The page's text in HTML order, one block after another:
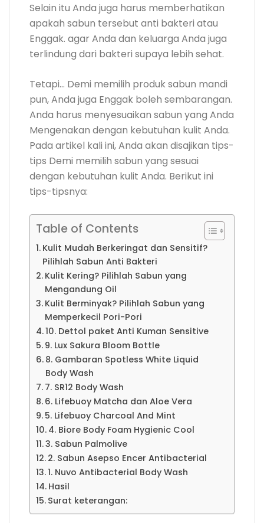
Selain itu Anda juga harus memberhatikan
apakah sabun tersebut anti bakteri atau
Enggak. agar Anda dan keluarga Anda juga
terlindung dari bakteri supaya lebih sehat.
Tetapi… Demi memilih produk sabun mandi
pun, Anda juga Enggak boleh sembarangan.
Anda harus menyesuaikan sabun yang Anda
Mengenakan dengan kebutuhan kulit Anda.
Pada artikel kali ini, Anda akan disajikan tips-
tips Demi memilih sabun yang sesuai
dengan kebutuhan kulit Anda. Berikut ini
tips-tipsnya:
Table of Contents
Kulit Mudah Berkeringat dan Sensitif?
Pilihlah Sabun Anti Bakteri
Kulit Kering? Pilihlah Sabun yang
Mengandung Oil
Kulit Berminyak? Pilihlah Sabun yang
Memperkecil Pori-Pori
10. Dettol paket Anti Kuman Sensitive
9. Lux Sakura Bloom Bottle
8. Gambaran Spotless White Liquid
Body Wash
7. SR12 Body Wash
6. Lifebuoy Matcha dan Aloe Vera
5. Lifebuoy Charcoal And Mint
4. Biore Body Foam Hygienic Cool
3. Sabun Palmolive
2. Sabun Asepso Encer Antibacterial
1. Nuvo Antibacterial Body Wash
Hasil
Surat keterangan: